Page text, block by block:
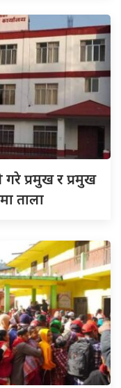
गरे प्रमुख र प्रमुख
ताला